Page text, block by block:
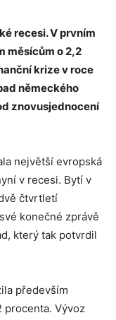
recesi. V prvním
měsícům o 2,2
krize v roce
německého
znovusjednocení
největší evropská
v recesi. Bytí v
čtvrtletí
konečné zprávě
který tak potvrdil
především
procenta. Vývoz